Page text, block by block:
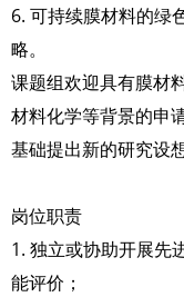
6. 可持续膜材料的绿
略。
课题组欢迎具有膜材
材料化学等背景的申
基础提出新的研究设想
岗位职责
1. 独立或协助开展先
能评价；